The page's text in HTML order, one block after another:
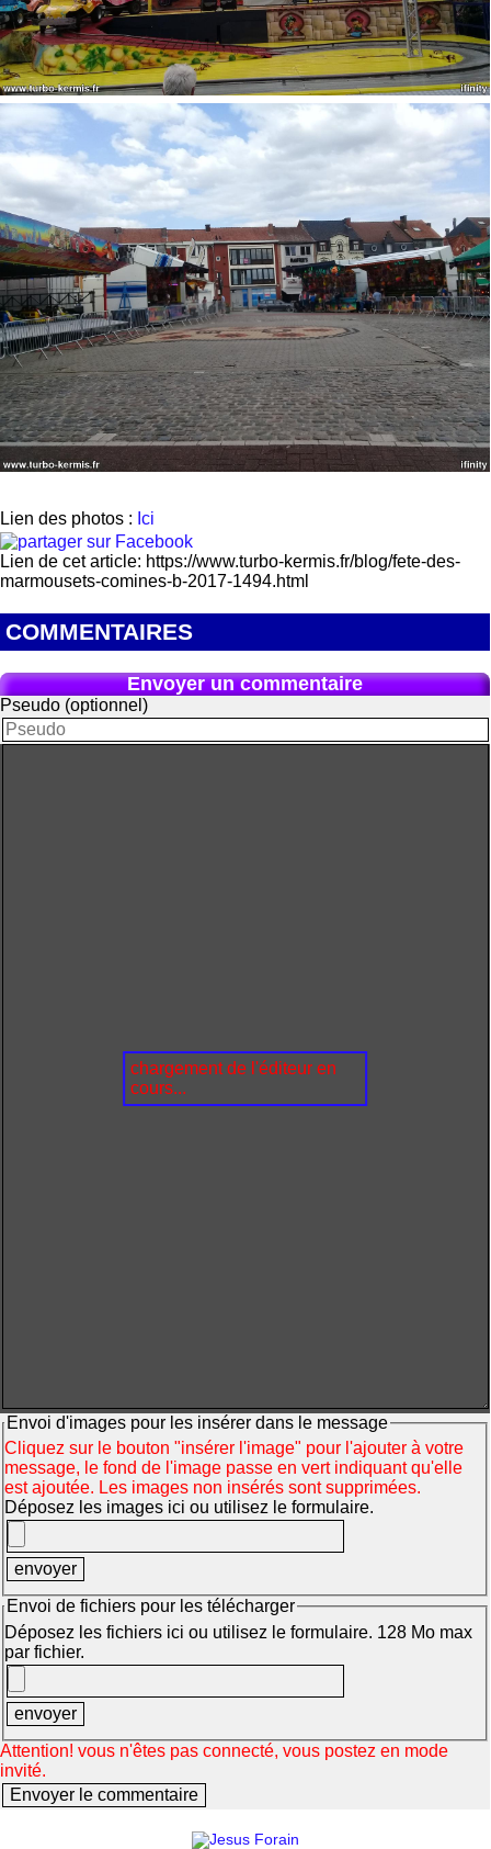
Lien des photos : Ici
Lien de cet article: https://www.turbo-kermis.fr/blog/fete-des-
marmousets-comines-b-2017-1494.html
COMMENTAIRES
Envoyer un commentaire
Pseudo (optionnel)
chargement de l'éditeur en
cours...
Envoi d'images pour les insérer dans le message
Cliquez sur le bouton "insérer l'image" pour l'ajouter à votre
message, le fond de l'image passe en vert indiquant qu'elle
est ajoutée. Les images non insérés sont supprimées.
Déposez les images ici ou utilisez le formulaire.
Envoi de fichiers pour les télécharger
Déposez les fichiers ici ou utilisez le formulaire. 128 Mo max
par fichier.
Attention! vous n'êtes pas connecté, vous postez en mode
invité.